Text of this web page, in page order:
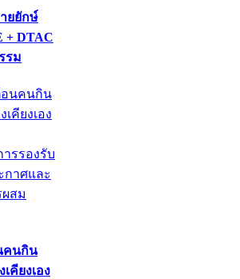
ยยักษ์
+ DTAC
รม
คนกิน
คียงเอง